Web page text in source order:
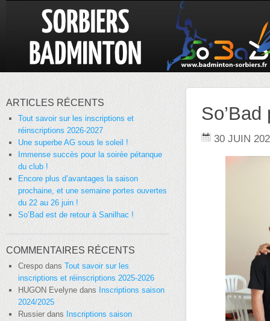
30 JUIN
ARTICLES RÉCENTS
Tout savoir sur les inscriptions et
réinscriptions 2026-2027
Une superbe AG sous le soleil !
Immense succès pour la soirée pétanque
du club !
Encore plus d’avantages la saison
prochaine, et une semaine portes ouvertes
du 22 au 26 juin !
So’Bad est de retour à Sanilhac !
COMMENTAIRES RÉCENTS
Crespo dans Tout savoir sur les
inscriptions et réinscriptions 2025-2026
HUGON Evelyne dans Inscriptions saison
2024/2025
Russierdans Inscriptions saison